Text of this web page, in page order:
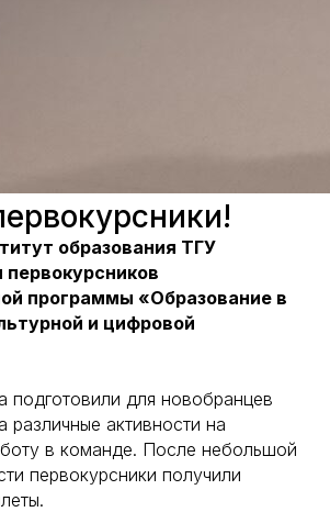
образования ТГУ
первокурсников
программы «Образование в
и цифровой
подготовили для новобранцев
различные активности на
в команде. После небольшой
первокурсники получили